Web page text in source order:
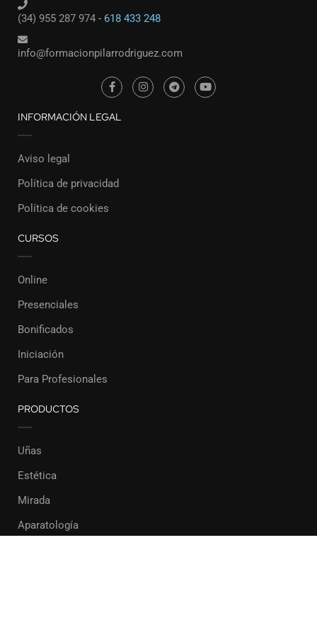
(34) 955 287 974 - 618 433 248
info@formacionpilarrodriguez.com
INFORMACIÓN LEGAL
Aviso legal
Política de privacidad
Política de cookies
CURSOS
Online
Presenciales
Bonificados
Iniciación
Para Profesionales
PRODUCTOS
Uñas
Estética
Mirada
Aparatología